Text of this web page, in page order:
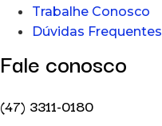
Trabalhe Conosco
Dúvidas Frequentes
Fale conosco
(47) 3311-0180